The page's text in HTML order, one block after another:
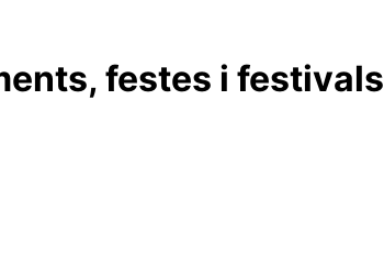
festes i festivals